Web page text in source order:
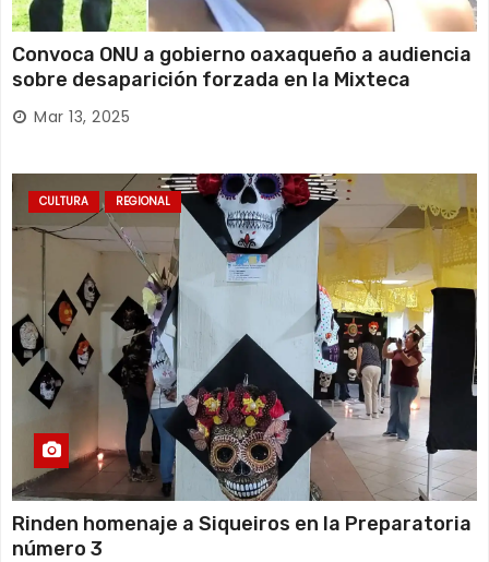
Convoca ONU a gobierno oaxaqueño a audiencia
sobre desaparición forzada en la Mixteca
Mar 13, 2025
CULTURA REGIONAL
Rinden homenaje a Siqueiros en la Preparatoria
número 3